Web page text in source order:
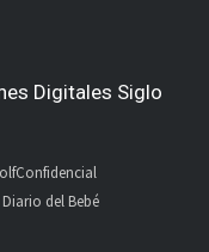
Digitales Siglo
Diario del Bebé